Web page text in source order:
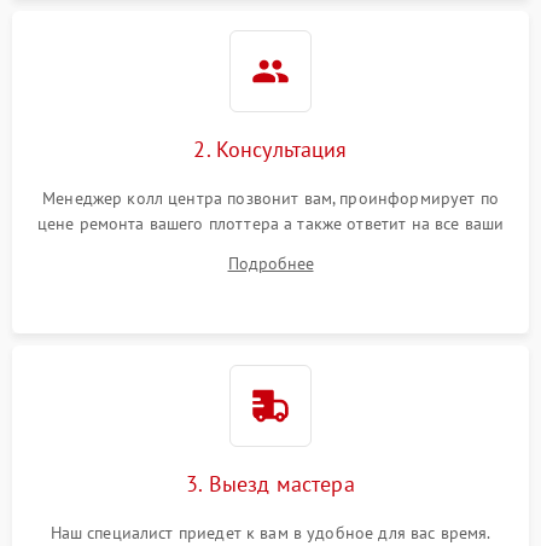
2. Консультация
Менеджер колл центра позвонит вам, проинформирует по
цене ремонта вашего плоттера а также ответит на все ваши
Подробнее
3. Выезд мастера
Наш специалист приедет к вам в удобное для вас время.